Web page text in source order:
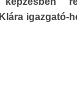
igazgató-